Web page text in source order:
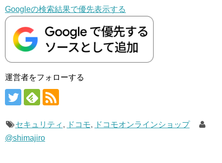
Googleの検索結果で優先表示する
運営者をフォローする
セキュリティ , ドコモ, ドコモオンラインショップ
@shimajiro